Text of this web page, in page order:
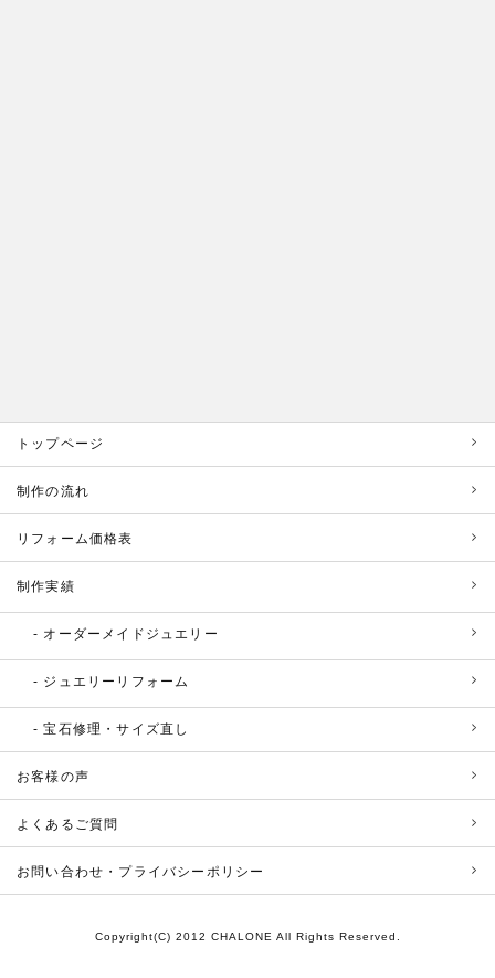
トップページ
制作の流れ
リフォーム価格表
制作実績
オーダーメイドジュエリー
ジュエリーリフォーム
宝石修理・サイズ直し
お客様の声
よくあるご質問
お問い合わせ・プライバシーポリシー
Copyright(C) 2012 CHALONE All Rights Reserved.